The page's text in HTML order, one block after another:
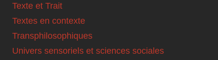
Texte et Trait
Textes en contexte
Transphilosophiques
Univers sensoriels et sciences sociales